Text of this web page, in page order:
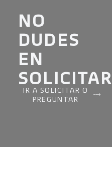
NO
DUDES
EN
SOLICITAR
IR A SOLICITAR O
PREGUNTAR